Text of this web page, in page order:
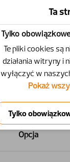
Opcja
Ta
Tylko
Te pliki cookies są
działania witryny i
wyłączyć w
Pokaż